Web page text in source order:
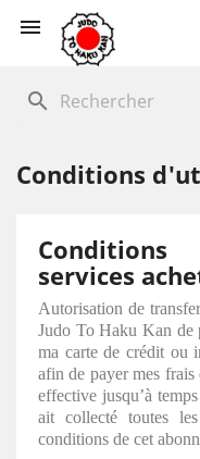

search
Conditions
services
Autorisation de
Judo To Haku Kan de
ma carte de crédit ou
afin de payer mes frais
effective jusqu’à
ait collecté toutes
conditions de cet